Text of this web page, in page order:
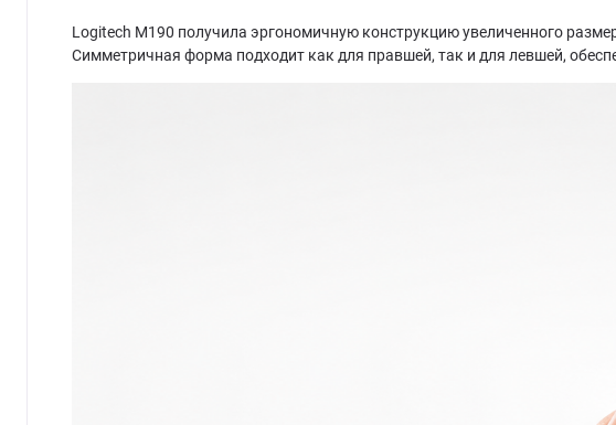
Logitech M190 получила эргономичную конструкцию увеличенного
Симметричная форма подходит как для правшей, так и для левшей,